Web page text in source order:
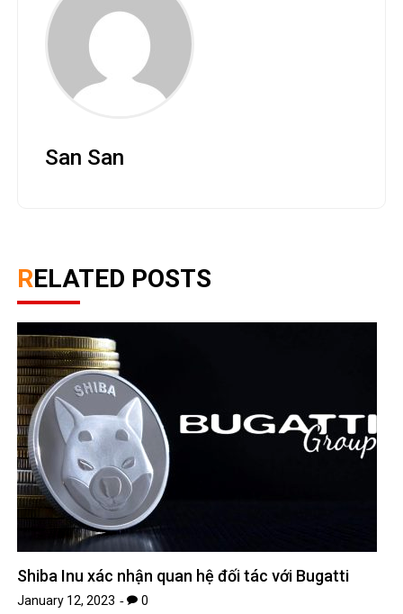
San San
RELATED POSTS
Shiba Inu xác nhận quan hệ đối tác với Bugatti
January 12, 2023 0